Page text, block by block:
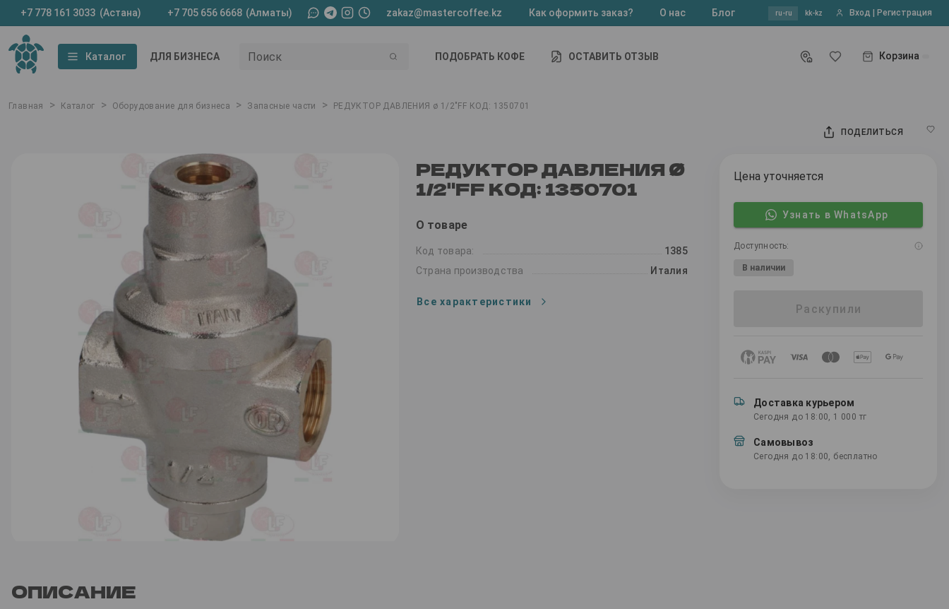
+7 778 161 3033 (Астана) +7 705 656 6668 (Алматы) zakaz@mastercoffee.kz Как оформить заказ? О нас Блог ru-ru kk-kz Вход | Регистрация
Каталог ДЛЯ БИЗНЕСА Поиск ПОДОБРАТЬ КОФЕ ОСТАВИТЬ ОТЗЫВ Корзина
Главная > Каталог > Оборудование для бизнеса > Запасные части > РЕДУКТОР ДАВЛЕНИЯ ø 1/2"FF КОД: 1350701
ПОДЕЛИТЬСЯ
РЕДУКТОР ДАВЛЕНИЯ Ø
1/2"FF КОД: 1350701
О товаре
Код товара:
1385
Страна производства
Италия
Все характеристики
ОПИСАНИЕ
Цена уточняется
Узнать в WhatsApp
Доступность:
В наличии
Раскупили
Доставка курьером
Сегодня до 18:00, 1 000 тг
Самовывоз
Сегодня до 18:00, бесплатно